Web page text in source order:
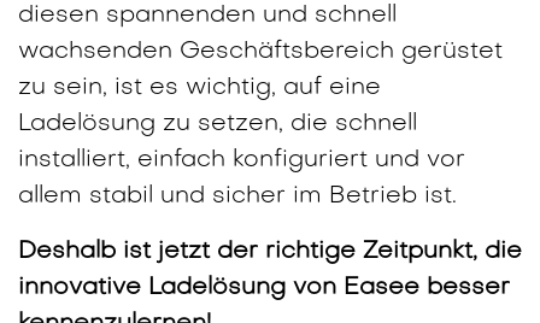
diesen spannenden und schnell
wachsenden Geschäftsbereich gerüstet
zu sein, ist es wichtig, auf eine
Ladelösung zu setzen, die schnell
installiert, einfach konfiguriert und vor
allem stabil und sicher im Betrieb ist.
Deshalb ist jetzt der richtige Zeitpunkt, die
innovative Ladelösung von Easee besser